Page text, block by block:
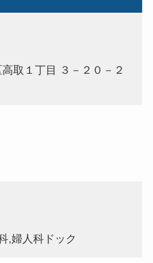
取１丁目 ３－２０－２
,婦人科ドック